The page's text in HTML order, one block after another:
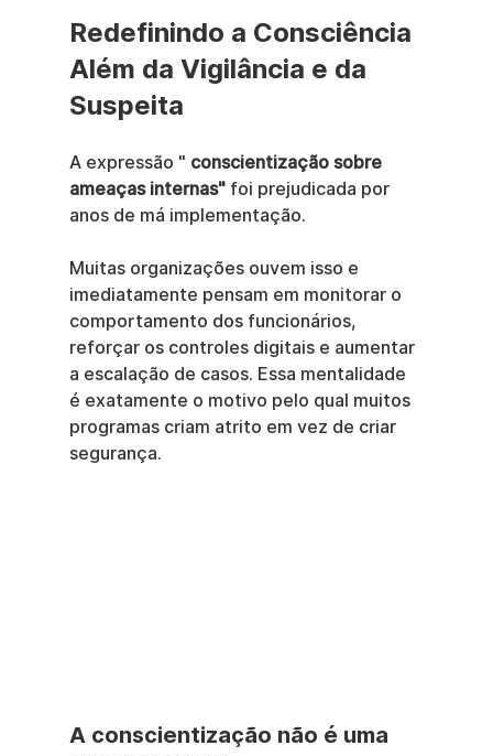
Redefinindo a Consciência
Além da Vigilância e da
Suspeita
A expressão " conscientização sobre
ameaças internas" foi prejudicada por
anos de má implementação.
Muitas organizações ouvem isso e
imediatamente pensam em monitorar o
comportamento dos funcionários,
reforçar os controles digitais e aumentar
a escalação de casos. Essa mentalidade
é exatamente o motivo pelo qual muitos
programas criam atrito em vez de criar
segurança.
A conscientização não é uma